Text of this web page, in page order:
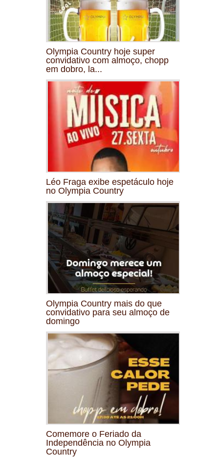
Olympia Country hoje super
convidativo com almoço, chopp
em dobro, la...
Léo Fraga exibe espetáculo hoje
no Olympia Country
Olympia Country mais do que
convidativo para seu almoço de
domingo
Comemore o Feriado da
Independência no Olympia
Country